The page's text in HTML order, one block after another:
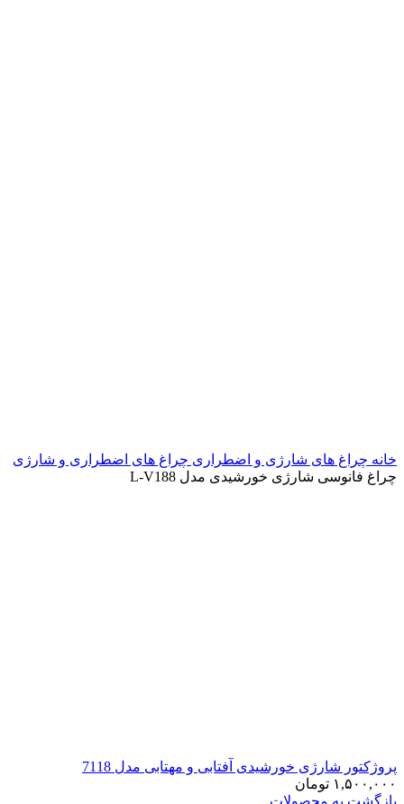
خانه چراغ های شارژی و اضطراری چراغ های اضطراری و شارژی
چراغ فانوسی شارژی خورشیدی مدل L-V188
پروژکتور شارژی خورشیدی آفتابی و مهتابی مدل 7118
۱,۵۰۰,۰۰۰ تومان
بازگشت به محصولات